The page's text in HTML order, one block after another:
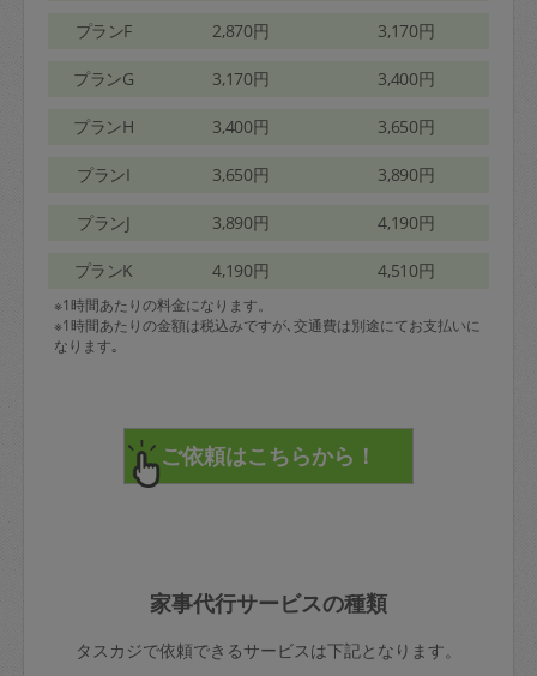
プランF 2,870円 3,170円
プランG 3,170円 3,400円
プランH 3,400円 3,650円
プランI 3,650円 3,890円
プランJ 3,890円 4,190円
プランK 4,190円 4,510円
※1時間あたりの料金になります。
※1時間あたりの金額は税込みですが､交通費は別途にてお支払いに
なります｡
家事代行サービスの種類
タスカジで依頼できるサービスは下記となります。